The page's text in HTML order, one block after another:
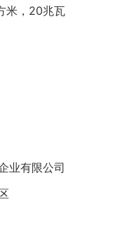
米，20兆瓦
业有限公司